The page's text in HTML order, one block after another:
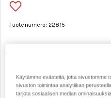
Tuotenumero: 22815
Käytämme evästeitä, jotta sivustomme
sivuston toimintaa analytiikan
tarjota sosiaalisen median